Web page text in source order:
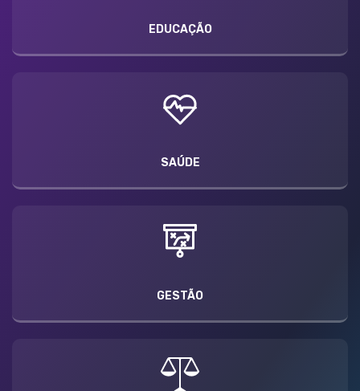
EDUCAÇÃO
SAÚDE
GESTÃO